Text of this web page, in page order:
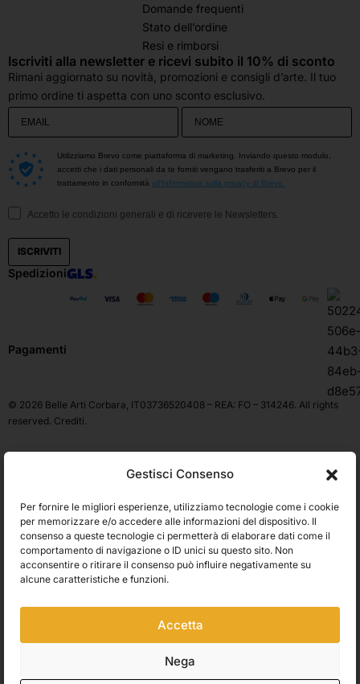
Gestisci Consenso
Per fornire le migliori esperienze, utilizziamo tecnologie come i cookie
per memorizzare e/o accedere alle informazioni del dispositivo. Il
consenso a queste tecnologie ci permetterà di elaborare dati come il
comportamento di navigazione o ID unici su questo sito. Non
acconsentire o ritirare il consenso può influire negativamente su
alcune caratteristiche e funzioni.
Accetta
Nega
Domande frequenti
Stato dell’ordine
Resi e rimborsi
Iscriviti alla newsletter e ricevi subito il 10% di sconto
Rimani aggiornato su novità, promozioni e consigli d’arte. Il tuo
primo ordine ti aspetta con uno sconto esclusivo.
Utilizziamo Brevo come piattaforma di marketing. Inviando questo modulo,
accetti che i dati personali da te forniti vengano trasferiti a Brevo per il
trattamento in conformità all'Informativa sulla privacy di Brevo.
Accetto le condizioni generali e di ricevere le Newsletters.
ISCRIVITI
Spedizioni
Pagamenti
© 2026 Belle Arti Corbara, IT03736520408 – REA: FO – 314246. All rights
reserved. Crediti.